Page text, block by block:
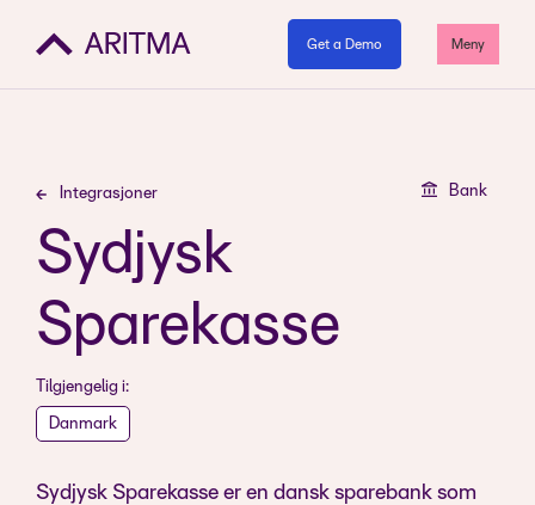
Get a Demo Meny
Integrasjoner Bank
Sydjysk
Sparekasse
Tilgjengelig i:
Danmark
Sydjysk Sparekasse er en dansk sparebank som